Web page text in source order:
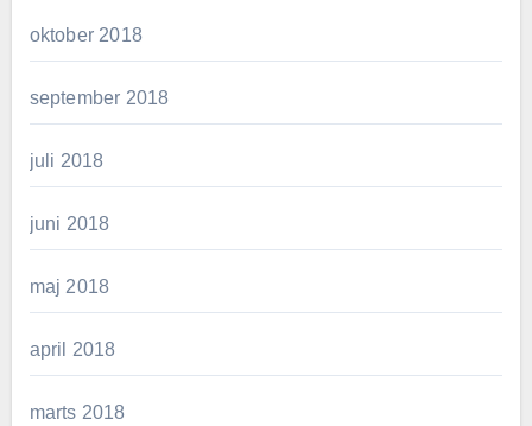
oktober 2018
september 2018
juli 2018
juni 2018
maj 2018
april 2018
marts 2018